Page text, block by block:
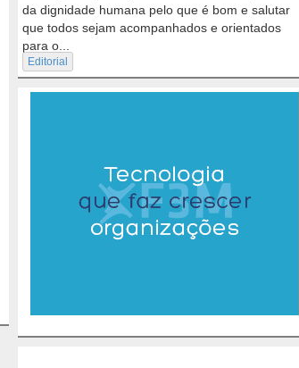
da dignidade humana pelo que é bom e salutar
que todos sejam acompanhados e orientados
para o...
Editorial